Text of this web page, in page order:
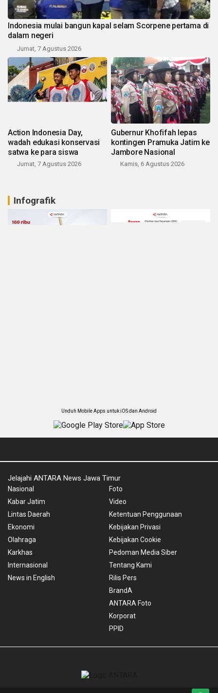
Indonesia mulai bangun kapal selam Scorpene pertama di
dalam negeri
Jumat, 7 Agustus 2026
Action Indonesia Day,
wadah edukasi konservasi
satwa ke para siswa
Jumat, 7 Agustus 2026
Gubernur Khofifah lepas
kontingen Pramuka Jatim ke
Jambore Nasional
Kamis, 6 Agustus 2026
Infografik
Unduh Mobile Apps untuk iOS dan Android
Jelajahi ANTARA News Jawa Timur
Nasional
Kabar Jatim
Lintas Daerah
Ekonomi
Olahraga
Karkhas
Internasional
News in English
Foto
Video
Ketentuan Penggunaan
Kebijakan Privasi
Kebijakan Cookie
Pedoman Media Siber
Tentang Kami
Rilis Pers
BrandA
ANTARA Foto
Korporat
PPID